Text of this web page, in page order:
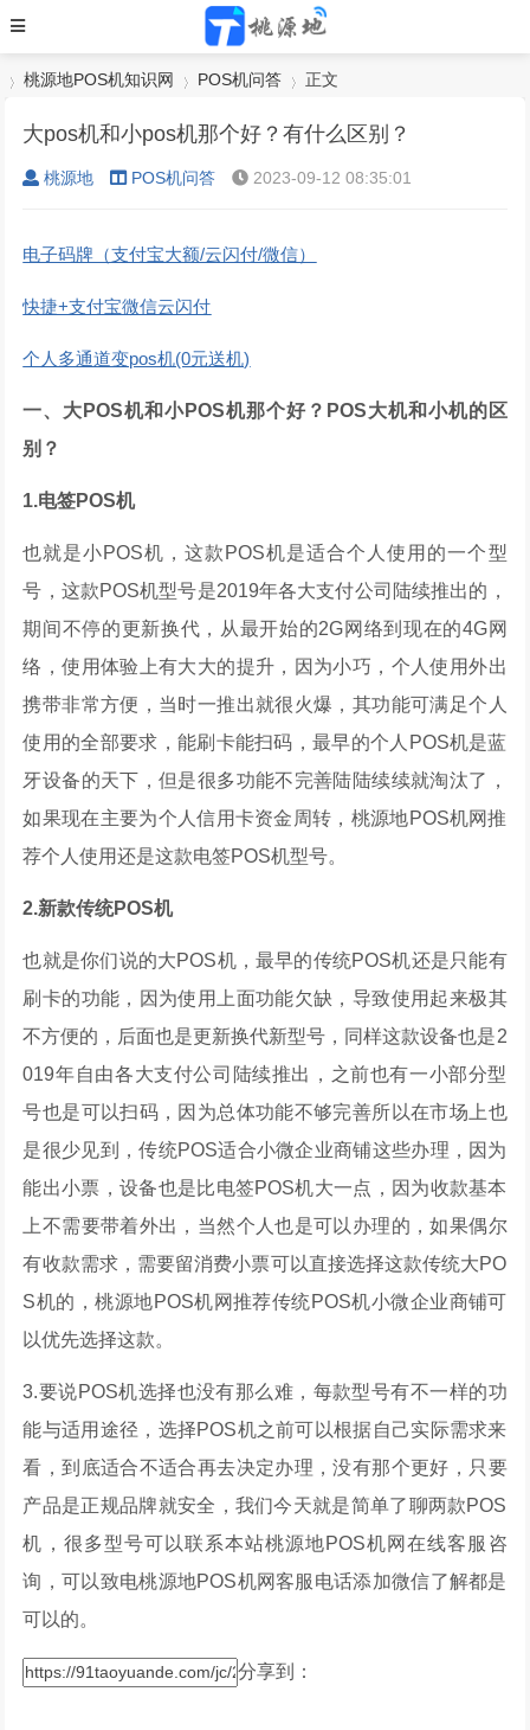
桃源地POS机知识网
›
POS机问答
›
正文
大pos机和小pos机那个好？有什么区别？
桃源地 POS机问答 2023-09-12 08:35:01
电子码牌（支付宝大额/云闪付/微信）
快捷+支付宝微信云闪付
个人多通道变pos机(0元送机)
一、大POS机和小POS机那个好？POS大机和小机的区
别？
1.电签POS机
也就是小POS机，这款POS机是适合个人使用的一个型
号，这款POS机型号是2019年各大支付公司陆续推出的，
期间不停的更新换代，从最开始的2G网络到现在的4G网
络，使用体验上有大大的提升，因为小巧，个人使用外出
携带非常方便，当时一推出就很火爆，其功能可满足个人
使用的全部要求，能刷卡能扫码，最早的个人POS机是蓝
牙设备的天下，但是很多功能不完善陆陆续续就淘汰了，
如果现在主要为个人信用卡资金周转，桃源地POS机网推
荐个人使用还是这款电签POS机型号。
2.新款传统POS机
也就是你们说的大POS机，最早的传统POS机还是只能有
刷卡的功能，因为使用上面功能欠缺，导致使用起来极其
不方便的，后面也是更新换代新型号，同样这款设备也是2
019年自由各大支付公司陆续推出，之前也有一小部分型
号也是可以扫码，因为总体功能不够完善所以在市场上也
是很少见到，传统POS适合小微企业商铺这些办理，因为
能出小票，设备也是比电签POS机大一点，因为收款基本
上不需要带着外出，当然个人也是可以办理的，如果偶尔
有收款需求，需要留消费小票可以直接选择这款传统大PO
S机的，桃源地POS机网推荐传统POS机小微企业商铺可
以优先选择这款。
3.要说POS机选择也没有那么难，每款型号有不一样的功
能与适用途径，选择POS机之前可以根据自己实际需求来
看，到底适合不适合再去决定办理，没有那个更好，只要
产品是正规品牌就安全，我们今天就是简单了聊两款POS
机，很多型号可以联系本站桃源地POS机网在线客服咨
询，可以致电桃源地POS机网客服电话添加微信了解都是
可以的。
分享到：